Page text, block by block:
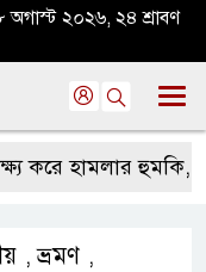
অগাস্ট ২০২৬, ২৪ শ্রাবণ
হামলার হুমকি,
,ভ্রমণ ,